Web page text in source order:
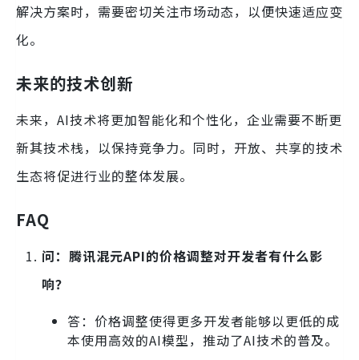
解决方案时，需要密切关注市场动态，以便快速适应变
化。
未来的技术创新
未来，AI技术将更加智能化和个性化，企业需要不断更
新其技术栈，以保持竞争力。同时，开放、共享的技术
生态将促进行业的整体发展。
FAQ
问：腾讯混元API的价格调整对开发者有什么影
响？
答：价格调整使得更多开发者能够以更低的成
本使用高效的AI模型，推动了AI技术的普及。